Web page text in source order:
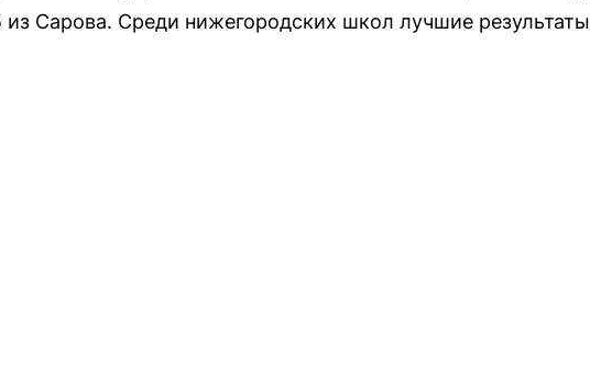
Сарова. Среди нижегородских школ лучшие результаты